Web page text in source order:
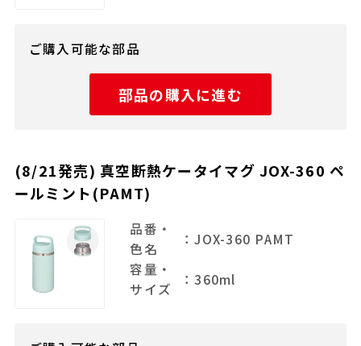
ご購入可能な部品
部品の購入に進む
(8/21発売) 真空断熱ケータイマグ JOX-360 ペ
ールミント(PAMT)
品番・
色名
：JOX-360 PAMT
容量・
サイズ
：360ml